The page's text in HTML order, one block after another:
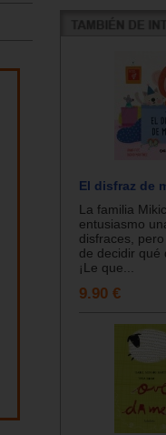
El disfraz de
La familia
entusiasmo
disfraces,
de decidir qué
¡Le que...
9.90 €